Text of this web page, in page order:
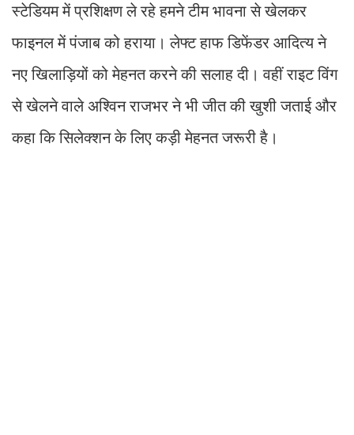
स्टेडियम में प्रशिक्षण ले रहे हमने टीम भावना से खेलकर
फाइनल में पंजाब को हराया। लेफ्ट हाफ डिफेंडर आदित्य ने
नए खिलाड़ियों को मेहनत करने की सलाह दी। वहीं राइट विंग
से खेलने वाले अश्विन राजभर ने भी जीत की खुशी जताई और
कहा कि सिलेक्शन के लिए कड़ी मेहनत जरूरी है।